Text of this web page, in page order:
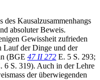
Kausalzusammenhangs
absoluter Beweis.
Gewissheit zufrieden
Lauf der Dinge und der
(BGE 47 II 272 E. 5 S. 293;
6 S. 319). Auch in der Lehre
der überwiegenden